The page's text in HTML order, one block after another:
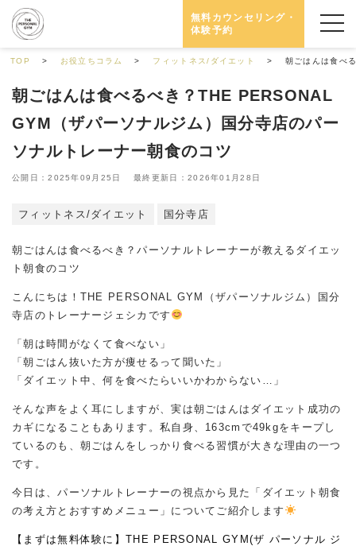
無料カウンセリング・
体験予約
TOP お役立ちコラム フィットネス/ダイエット 朝ごはんは食べ
朝ごはんは食べるべき？THE PERSONAL
GYM（ザパーソナルジム）国分寺店のパー
ソナルトレーナー朝食のコツ
公開日：2025年09月25日 最終更新日：2026年01月28日
フィットネス/ダイエット 国分寺店
朝ごはんは食べるべき？パーソナルトレーナーが教えるダイエッ
ト朝食のコツ
こんにちは！THE PERSONAL GYM（ザパーソナルジム）国分
寺店のトレーナージェシカです
「朝は時間がなくて食べない」
「朝ごはん抜いた方が痩せるって聞いた」
「ダイエット中、何を食べたらいいかわからない…」
そんな声をよく耳にしますが、実は朝ごはんはダイエット成功の
カギになることもあります。私自身、163cmで49kgをキープし
ているのも、朝ごはんをしっかり食べる習慣が大きな理由の一つ
です。
今日は、パーソナルトレーナーの視点から見た「ダイエット朝食
の考え方とおすすめメニュー」についてご紹介します
【まずは無料体験に】THE PERSONAL GYM(ザ パーソナル ジ